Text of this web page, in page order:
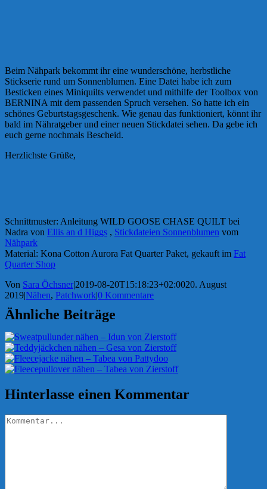
Beim Nähpark bekommt ihr eine wunderschöne, herbstliche
Stickserie rund um Sonnenblumen. Eine Datei habe ich zum
Besticken eines Miniquilts verwendet und mithilfe der Toolbox von
BERNINA mit dem passenden Spruch versehen. So hatte ich ein
schönes Geburtstagsgeschenk. Wie genau das funktioniert, könnt ihr
bald im Nähratgeber und einer neuen Stickdatei sehen. Da gebe ich
euch gerne nochmals Bescheid.
Herzlichste Grüße,
Schnittmuster: Anleitung WILD GOOSE CHASE QUILT bei
Nadra von Ellis an d Higgs , Stickdateien Sonnenblumen vom
Nähpark
Material: Kona Cotton Aurora Fat Quarter Paket, gekauft im Fat
Quarter Shop
Von Sara Öchsner|2019-08-20T15:18:23+02:0020. August
2019|Nähen, Patchwork|0 Kommentare
Ähnliche Beiträge
Hinterlasse einen Kommentar
Kommentar